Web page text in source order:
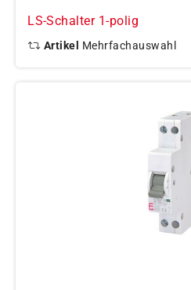
LS-Schalter 1-polig
Artikel Mehrfachauswahl